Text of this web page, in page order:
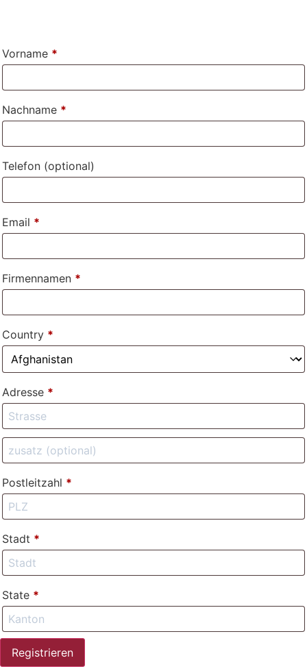
Vorname *
Nachname *
Telefon (optional)
Email *
Firmennamen *
Country *
Adresse *
Postleitzahl *
Stadt *
State *